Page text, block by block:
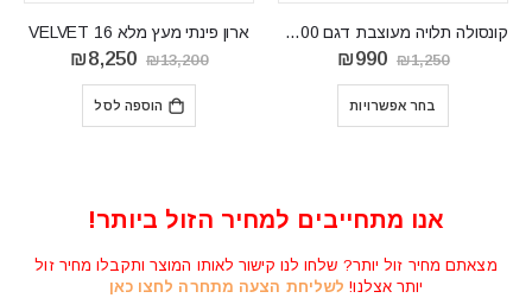
קונסולה תלויה מעוצבת דגם RTV CLANT 100
₪1,250
המחיר
₪1,250.
₪990
בחר אפשרויות
ארון פינתי מעץ מלא VELVET 16
₪13,200
המחיר
היה:
₪13,200.
₪8,250
המחיר
הוספה לסל
אנו מתחייבים למחיר הזול ביותר!
מצאתם מחיר זול יותר? שלחו לנו קישור לאותו המוצר ותקבלו מחיר זול
יותר אצלנו! לשליחת הצעה מתחרה לחצו כאן